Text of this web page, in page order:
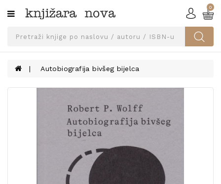
Kategorije
SVEUČILIŠNA
UDŽBENICI
KNJIGE
0
Autobiografija bivšeg bijelca